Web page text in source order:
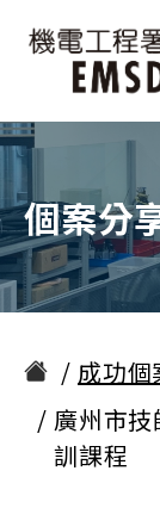
個案分
成功個
廣州市
訓課程